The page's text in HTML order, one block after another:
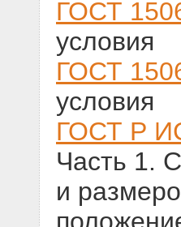
ГОСТ
условия
ГОСТ
условия
ГОСТ Р
Часть 1.
и